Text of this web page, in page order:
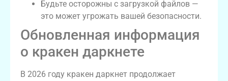
Будьте осторожны с загрузкой файлов —
это может угрожать вашей безопасности.
Обновленная информация
о кракен даркнете
В 2026 году кракен даркнет продолжает